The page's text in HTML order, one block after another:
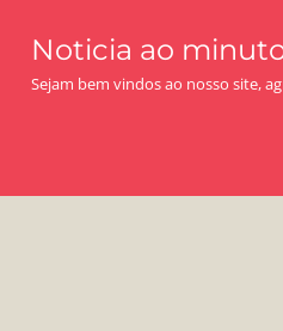
content
Noticia ao
Sejam bem vindos ao nosso site,